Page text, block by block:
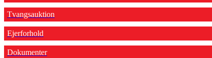
Tvangsauktion
Ejerforhold
Dokumenter